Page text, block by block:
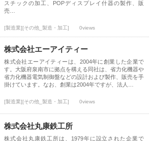
スチックの加工、POPディスプレイ什器の製作、販
売…
[製造業][その他_製造・加工] 0views
株式会社エーアイティー
株式会社エーアイティーは、2004年に創業した企業で
す。大阪府泉南市に拠点を構える同社は、省力化機器や
省力化機器電気制御盤などの設計および製作、販売を手
掛けています。なお、創業は2004年ですが、法人…
[製造業][その他_製造・加工] 0views
株式会社丸康鉄工所
株式会社丸康鉄工所は、1979年に設立された企業で